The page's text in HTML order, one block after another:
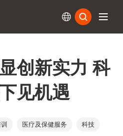
创新实力 科
见机遇
医疗及保健服务 科技